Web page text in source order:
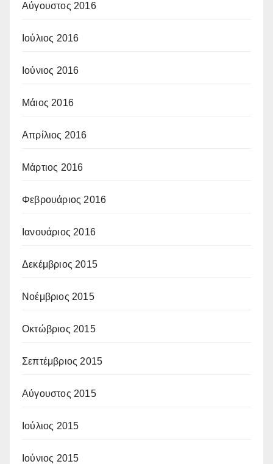
Αύγουστος 2016
Ιούλιος 2016
Ιούνιος 2016
Μάιος 2016
Απρίλιος 2016
Μάρτιος 2016
Φεβρουάριος 2016
Ιανουάριος 2016
Δεκέμβριος 2015
Νοέμβριος 2015
Οκτώβριος 2015
Σεπτέμβριος 2015
Αύγουστος 2015
Ιούλιος 2015
Ιούνιος 2015